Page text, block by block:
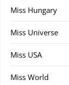
Miss Hungary
Miss Universe
Miss USA
Miss World